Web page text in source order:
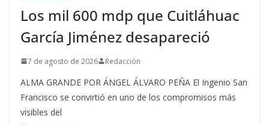
Los mil 600 mdp que Cuitláhuac
García Jiménez desapareció
7 de agosto de 2026 Redacción
ALMA GRANDE POR ÁNGEL ÁLVARO PEÑA El Ingenio San
Francisco se convirtió en uno de los compromisos más
visibles del